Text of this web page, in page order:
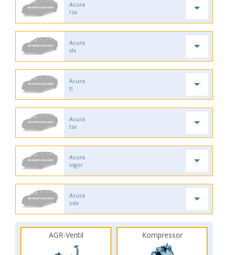
Acura
rsx
Acura
slx
Acura
tl
Acura
tsx
Acura
vigor
Acura
zdx
AGR-Ventil Kompressor